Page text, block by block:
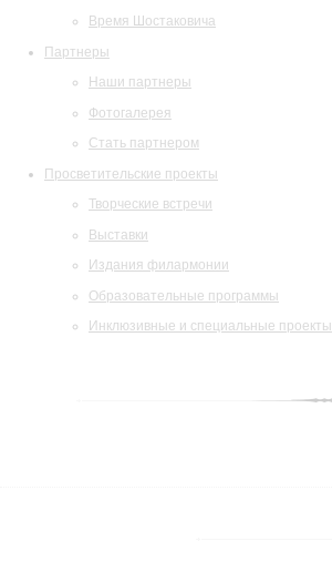
Время Шостаковича
Партнеры
Наши партнеры
Фотогалерея
Стать партнером
Просветительские проекты
Творческие встречи
Выставки
Издания филармонии
Образовательные программы
Инклюзивные и специальные проекты